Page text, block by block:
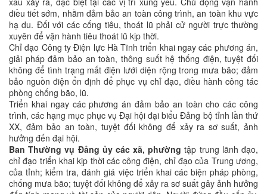
điều tiết sớm, nhằm đảm bảo an toàn công trình, an toàn khu vực
hạ du. Đối với các cống tiêu, thoát lũ phải cử người trực thường
xuyên để vận hành tiêu thoát lũ kịp thời.
Chỉ đạo Công ty Điện lực Hà Tĩnh triển khai ngay các phương án,
giải pháp đảm bảo an toàn, thông suốt hệ thống điện, tuyệt đối
không để tình trạng mất điện lưới diện rộng trong mưa bão; đảm
bảo nguồn điện ổn định để phục vụ chỉ đạo, điều hành công tác
phòng chống bão, lũ.
Triển khai ngay các phương án đảm bảo an toàn cho các công
trình, các hạng mục phục vụ Đại hội đại biểu Đảng bộ tỉnh lần thứ
XX, đảm bảo an toàn, tuyệt đối không để xảy ra sơ suất, ảnh
hưởng đến đại hội.
Ban Thường vụ Đảng ủy các xã, phường tập trung lãnh đạo,
chỉ đạo triển khai kịp thời các công điện, chỉ đạo của Trung ương,
của tỉnh; kiểm tra, đánh giá việc triển khai các biện pháp phòng,
chống mưa bão; tuyệt đối không để xảy ra sơ suất gây ảnh hưởng